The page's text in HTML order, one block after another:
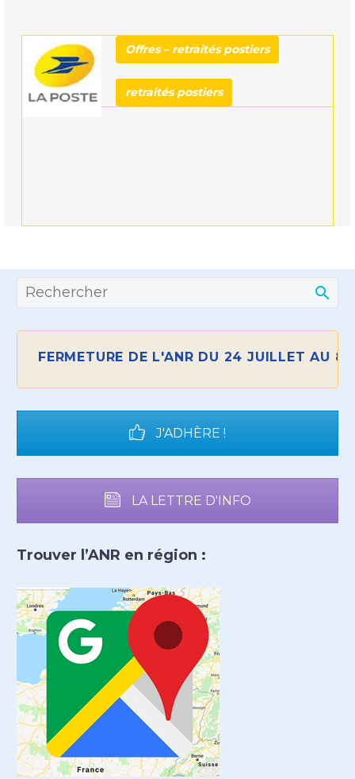
Offres – retraités postiers
retraités postiers
DE L'ANR DU 24 JUILLET AU 8 AOÛT
J'ADHÈRE !
LA LETTRE D'INFO
Trouver l’ANR en région :